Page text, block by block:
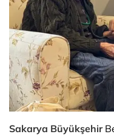
Sakarya Büyükşehir